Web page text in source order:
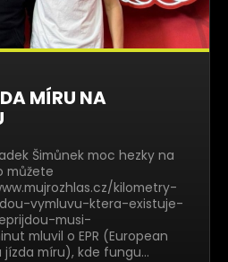
MÍRU NA
Šimůnek moc hezky na
můžete
kilometry-
vymluvu-ktera-existuje-
musi-
mluvil o EPR (European
jízda míru), kde fungu…